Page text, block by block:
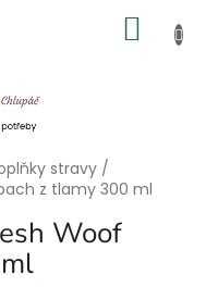
stravy /
z tlamy 300 ml
Woof